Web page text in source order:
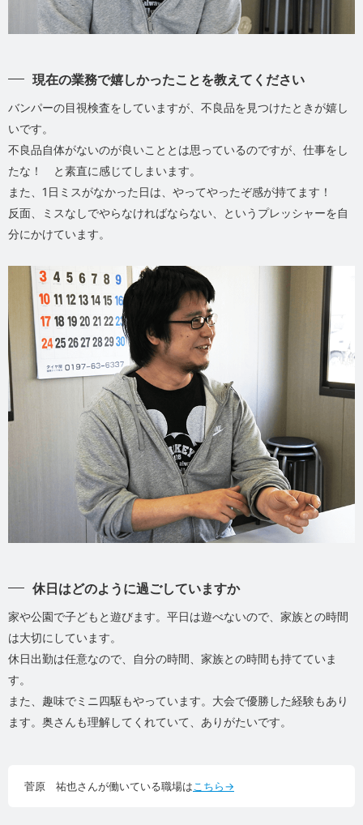
現在の業務で嬉しかったことを教えてください
バンパーの目視検査をしていますが、不良品を見つけたときが嬉し
いです。
不良品自体がないのが良いこととは思っているのですが、仕事をし
たな！ と素直に感じてしまいます。
また、1日ミスがなかった日は、やってやったぞ感が持てます！
反面、ミスなしでやらなければならない、というプレッシャーを自
分にかけています。
休日はどのように過ごしていますか
家や公園で子どもと遊びます。平日は遊べないので、家族との時間
は大切にしています。
休日出勤は任意なので、自分の時間、家族との時間も持てていま
す。
また、趣味でミニ四駆もやっています。大会で優勝した経験もあり
ます。奥さんも理解してくれていて、ありがたいです。
菅原 祐也さんが働いている職場は こちら→